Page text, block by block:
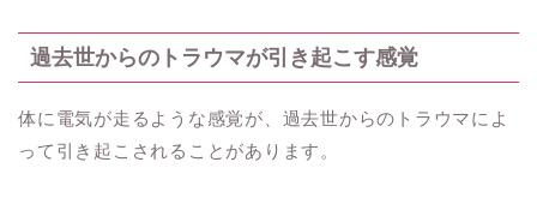
過去世からのトラウマが引き起こす感覚
体に電気が走るような感覚が、過去世からのトラウマによ
って引き起こされることがあります。